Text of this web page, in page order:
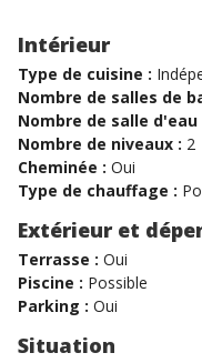
Intérieur
Type de cuisine :
Nombre de salles de
Nombre de salle d'eau
Nombre de niveaux : 2
Cheminée : Oui
Type de chauffage :
Extérieur et
Terrasse : Oui
Piscine : Possible
Parking : Oui
Situation